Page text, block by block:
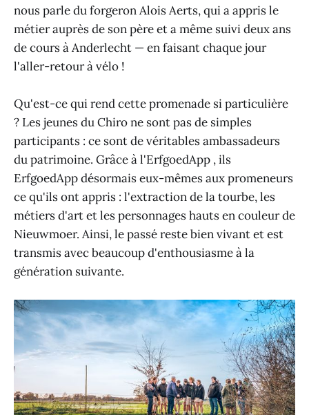
nous parle du forgeron Alois Aerts, qui a appris le
métier auprès de son père et a même suivi deux ans
de cours à Anderlecht — en faisant chaque jour
l'aller-retour à vélo !
Qu'est-ce qui rend cette promenade si particulière
? Les jeunes du Chiro ne sont pas de simples
participants : ce sont de véritables ambassadeurs
du patrimoine. Grâce à l'ErfgoedApp , ils
ErfgoedApp désormais eux-mêmes aux promeneurs
ce qu'ils ont appris : l'extraction de la tourbe, les
métiers d'art et les personnages hauts en couleur de
Nieuwmoer. Ainsi, le passé reste bien vivant et est
transmis avec beaucoup d'enthousiasme à la
génération suivante.